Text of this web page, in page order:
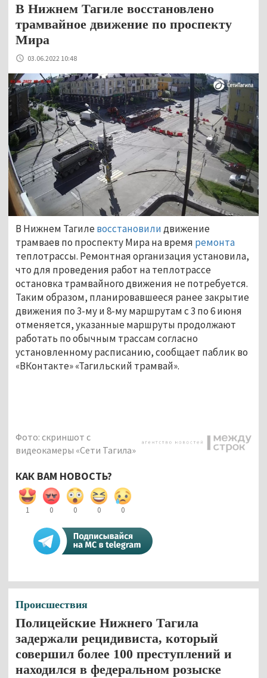
В Нижнем Тагиле восстановлено
трамвайное движение по проспекту
Мира
03.06.2022 10:48
В Нижнем Тагиле восстановилидвижение
трамваев по проспекту Мира на время ремонта
теплотрассы. Ремонтная организация установила,
что для проведения работ на теплотрассе
остановка трамвайного движения не потребуется.
Таким образом, планировавшееся ранее закрытие
движения по 3-му и 8-му маршрутам с 3 по 6 июня
отменяется, указанные маршруты продолжают
работать по обычным трассам согласно
установленному расписанию, сообщает паблик во
«ВКонтакте» «Тагильский трамвай».
Фото: скриншот с
видеокамеры «Сети Тагила»
КАК ВАМ НОВОСТЬ?
1 0 0 0 0
Происшествия
Полицейские Нижнего Тагила
задержали рецидивиста, который
совершил более 100 преступлений и
находился в федеральном розыске